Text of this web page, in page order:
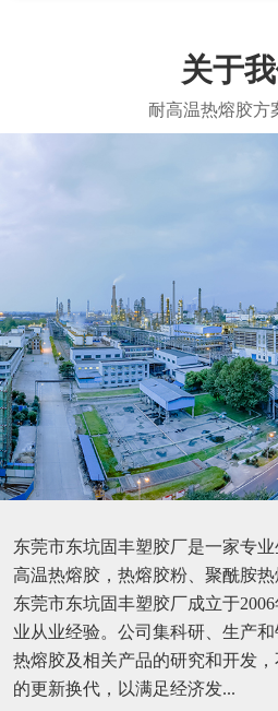
关于
东莞市东坑固丰塑胶厂是一家专
高温热熔胶，热熔胶粉、聚酰胺热
东莞市东坑固丰塑胶厂成立于
业从业经验。公司集科研、生产
热熔胶及相关产品的研究和开发
的更新换代，以满足经济发...